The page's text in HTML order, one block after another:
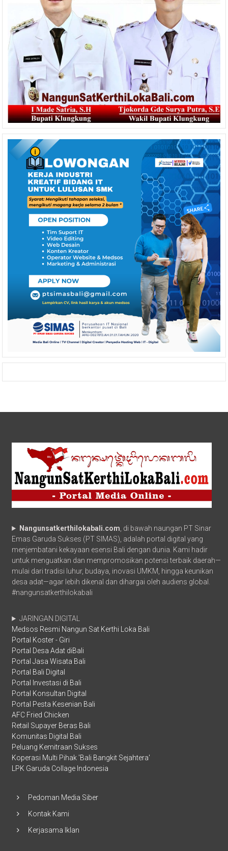
Nangunsatkerthilokabali.com , di bawah naungan PT Sinar
Emas Garuda Sukses (PT SIMAS), adalah portal digital yang
menjembatani kekayaan esensi Bali dengan dunia. Kami hadir
untuk menguatkan dan mempromosikan potensi terbaik daerah—
mulai dari tradisi luhur, budaya, inovasi UMKM, hingga keunikan
desa adat—agar lebih dikenal dan dihargai oleh audiens global.
#nangunsatkerthilokabali
JARINGAN DIGITAL
Medsos Resmi Nangun Sat Kerthi Loka Bali
Portal Koster - Giri
Portal Desa Adat diBali
Portal Jasa Wisata Bali
Portal Bali Digital
Portal Investasi di Bali
Portal Konsultan Digital
Portal Pesta Kesenian Bali
AFC Fried Chicken
Retail Supayer Beras Bali
Komunitas Digital Bali
Peluang Kemitraan Sukses
Koperasi Multi Pihak 'Bali Bangkit Sejahtera'
LPK Garuda Collage Indonesia
Pedoman Media Siber
Kontak Kami
Kerjasama Iklan